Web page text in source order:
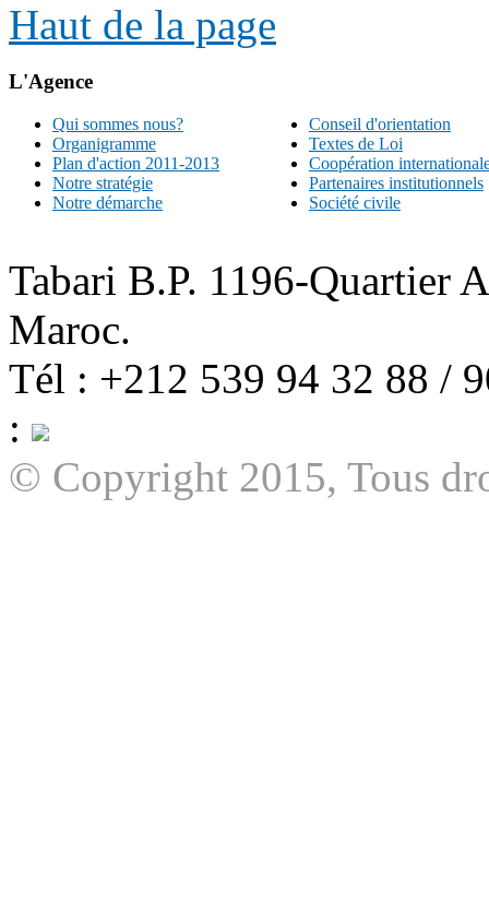
Haut de la page
L'Agence
Qui sommes nous?
Organigramme
Plan d'action 2011-2013
Notre stratégie
Notre démarche
Conseil d'orientation
Textes de Loi
Coopération
Partenaires institutionnels
Société civile
Tabari B.P. 1196-Quartier
Maroc.
Tél : +212 539 94 32 88 /
:
© Copyright 2015, Tous